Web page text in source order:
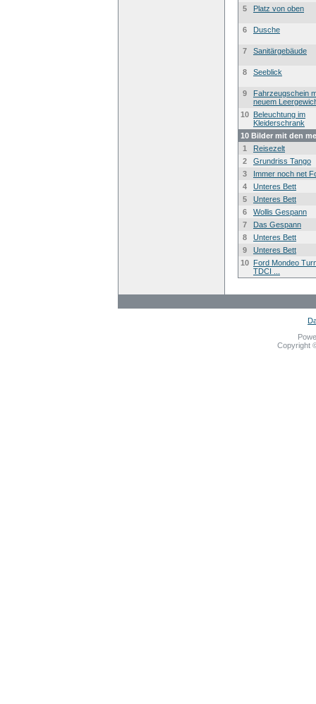
5 Platz von oben
6 Dusche
7 Sanitärgebäude
8 Seeblick
9
Fahrzeugschein
neuem
10 Beleuchtung im
Kleiderschrank
10 Bilder mit den
1
Reisezelt
2
Grundriss Tango
3
Immer noch net
4
Unteres Bett
5
Unteres Bett
6
Wollis Gespann
7
Das Gespann
8
Unteres Bett
9
Unteres Bett
10 Ford Mondeo
TDCI ...
Copyright